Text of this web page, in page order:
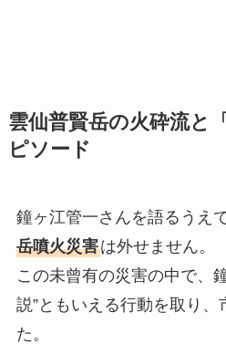
雲仙普賢岳の火砕流と
ピソード
鐘ヶ江管一さんを語るうえで
岳噴火災害は外せません。
この未曾有の災害の中で、
説”ともいえる行動を取り、
た。